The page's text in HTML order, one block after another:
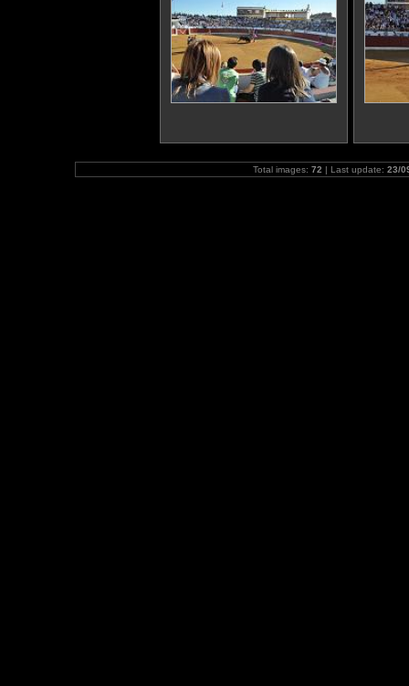
Total images: 72 | Last update: 23/